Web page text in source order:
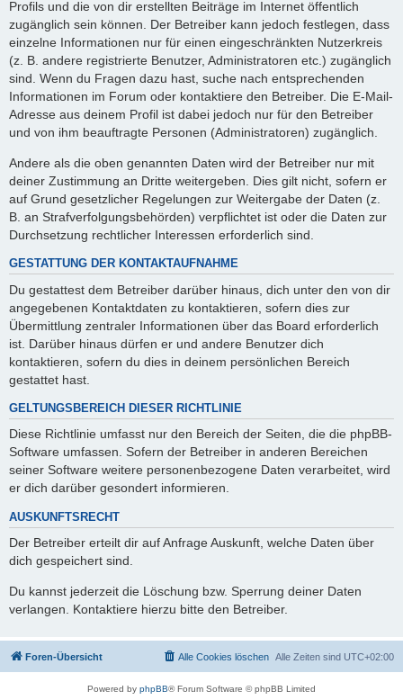
Profils und die von dir erstellten Beiträge im Internet öffentlich
zugänglich sein können. Der Betreiber kann jedoch festlegen, dass
einzelne Informationen nur für einen eingeschränkten Nutzerkreis
(z. B. andere registrierte Benutzer, Administratoren etc.) zugänglich
sind. Wenn du Fragen dazu hast, suche nach entsprechenden
Informationen im Forum oder kontaktiere den Betreiber. Die E-Mail-
Adresse aus deinem Profil ist dabei jedoch nur für den Betreiber
und von ihm beauftragte Personen (Administratoren) zugänglich.
Andere als die oben genannten Daten wird der Betreiber nur mit
deiner Zustimmung an Dritte weitergeben. Dies gilt nicht, sofern er
auf Grund gesetzlicher Regelungen zur Weitergabe der Daten (z.
B. an Strafverfolgungsbehörden) verpflichtet ist oder die Daten zur
Durchsetzung rechtlicher Interessen erforderlich sind.
GESTATTUNG DER KONTAKTAUFNAHME
Du gestattest dem Betreiber darüber hinaus, dich unter den von dir
angegebenen Kontaktdaten zu kontaktieren, sofern dies zur
Übermittlung zentraler Informationen über das Board erforderlich
ist. Darüber hinaus dürfen er und andere Benutzer dich
kontaktieren, sofern du dies in deinem persönlichen Bereich
gestattet hast.
GELTUNGSBEREICH DIESER RICHTLINIE
Diese Richtlinie umfasst nur den Bereich der Seiten, die die phpBB-
Software umfassen. Sofern der Betreiber in anderen Bereichen
seiner Software weitere personenbezogene Daten verarbeitet, wird
er dich darüber gesondert informieren.
AUSKUNFTSRECHT
Der Betreiber erteilt dir auf Anfrage Auskunft, welche Daten über
dich gespeichert sind.
Du kannst jederzeit die Löschung bzw. Sperrung deiner Daten
verlangen. Kontaktiere hierzu bitte den Betreiber.
Foren-Übersicht Alle Zeiten sind UTC+02:00
Alle Cookies löschen
Powered by phpBB® Forum Software © phpBB Limited